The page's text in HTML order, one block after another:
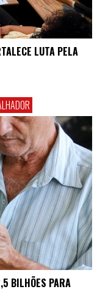
LUTA PELA
BILHÕES PARA